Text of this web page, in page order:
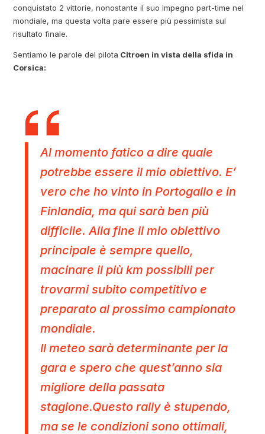
conquistato 2 vittorie, nonostante il suo impegno part-time nel
mondiale, ma questa volta pare essere più pessimista sul
risultato finale.
Sentiamo le parole del pilota Citroen in vista della sfida in
Corsica:
Al momento fatico a dire quale
potrebbe essere il mio obiettivo. E’
vero che ho vinto in Portogallo e in
Finlandia, ma qui sarà ben più
difficile. Alla fine il mio obiettivo
principale è sempre quello,
macinare il più km possibili per
trovarmi subito competitivo e
preparato al prossimo campionato
mondiale.
Il meteo sarà determinante per la
gara e spero che quest’anno sia
migliore della passata
stagione.Questo rally è stupendo,
ma se le condizioni sono ottimali,